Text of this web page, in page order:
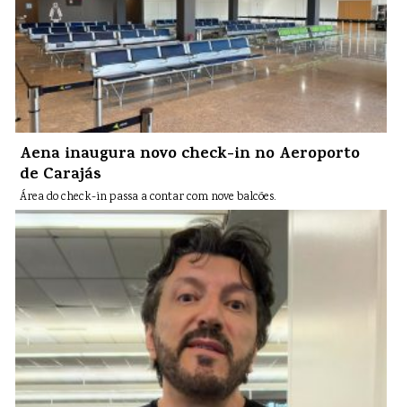
Aena inaugura novo check-in no Aeroporto
de Carajás
Área do check-in passa a contar com nove balcões.